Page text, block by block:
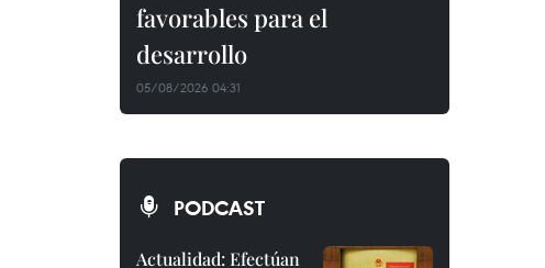
favorables para el
desarrollo
05/08/2026 04:31
PODCAST
Actualidad: Efectúan